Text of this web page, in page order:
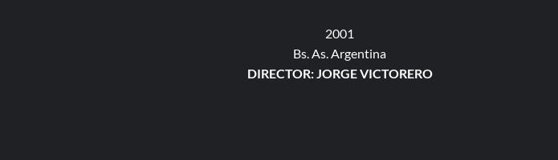
2001
Bs. As. Argentina
DIRECTOR: JORGE VICTORERO